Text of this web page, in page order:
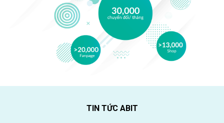
TIN TỨC ABIT